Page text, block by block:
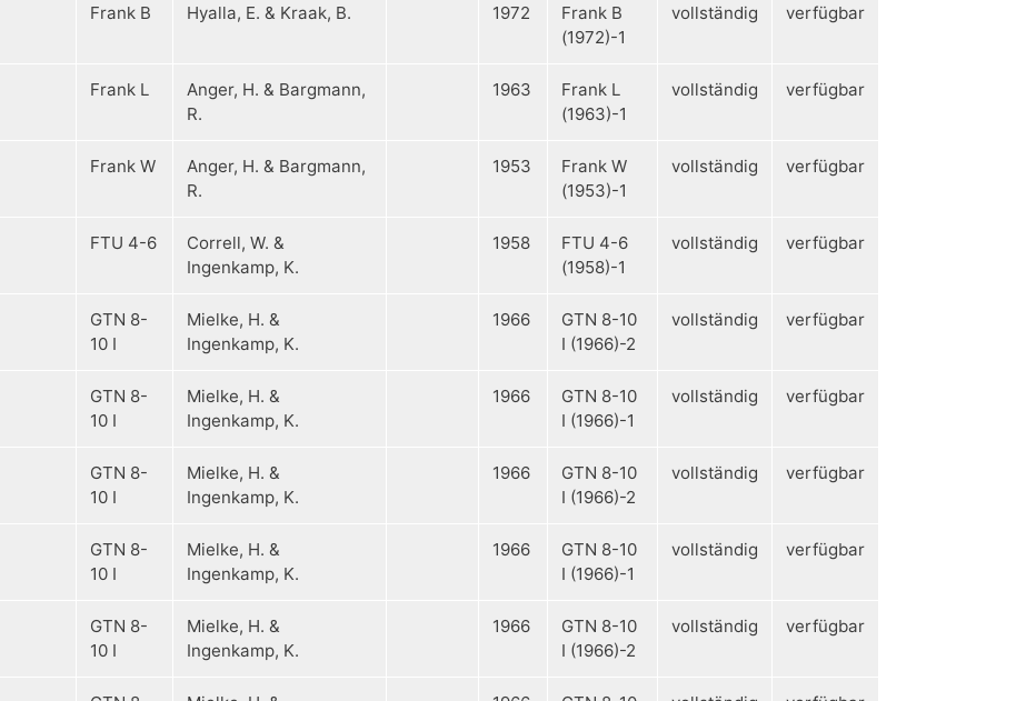
Frank B Hyalla, E. & Kraak, B. 1972
Frank B
(1972)-1
vollständig verfügbar
Frank L
Anger, H. & Bargmann,
R.
1963
Frank L
(1963)-1
vollständig verfügbar
Frank W
Anger, H. & Bargmann,
R.
1953
Frank W
(1953)-1
vollständig verfügbar
FTU 4-6
Correll, W. &
Ingenkamp, K.
1958
FTU 4-6
(1958)-1
vollständig verfügbar
GTN 8-
10 I
Mielke, H. &
Ingenkamp, K.
1966
GTN 8-10
I (1966)-2
vollständig verfügbar
GTN 8-
10 I
Mielke, H. &
Ingenkamp, K.
1966
GTN 8-10
I (1966)-1
vollständig verfügbar
GTN 8-
10 I
Mielke, H. &
Ingenkamp, K.
1966
GTN 8-10
I (1966)-2
vollständig verfügbar
GTN 8-
10 I
Mielke, H. &
Ingenkamp, K.
1966
GTN 8-10
I (1966)-1
vollständig verfügbar
GTN 8-
10 I
Mielke, H. &
Ingenkamp, K.
1966
GTN 8-10
I (1966)-2
vollständig verfügbar